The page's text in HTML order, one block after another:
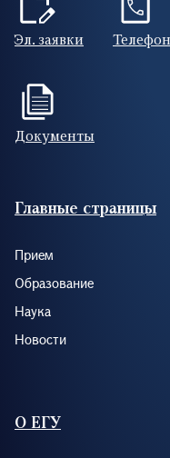
Эл. заявки
Документы
Footer (RUS)
Главные страницы
Прием
Образование
Наука
Новости
О ЕГУ